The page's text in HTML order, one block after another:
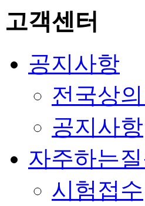
고객센터
공지사항
전국상
공지사항
자주하는
시험접수